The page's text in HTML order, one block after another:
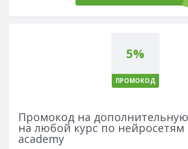
5%
ПРОМОКОД
Промокод на дополнительную
на любой курс по нейросетям
academy